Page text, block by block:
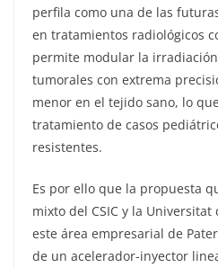
perfila como una de las
en tratamientos radiológicos
permite modular la
tumorales con extrema
menor en el tejido sano, lo
tratamiento de casos
resistentes.
Es por ello que la propuesta
mixto del CSIC y la
este área empresarial de
de un acelerador-inyector